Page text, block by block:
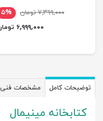
۷,۳۹۹,۰۰۰ تومان
۵%
۶,۹۹۹,۰۰۰ تومان
توضیحات کامل مشخصات فنی
کتابخانه مینیمال